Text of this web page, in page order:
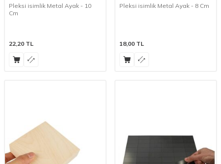
Pleksi isimlik Metal Ayak - 10
Cm
22,20 TL
Pleksi isimlik Metal Ayak - 8 Cm
18,00 TL